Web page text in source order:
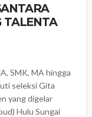
TALENTA
SMK, MA hingga
seleksi Gita
yang digelar
Hulu Sungai